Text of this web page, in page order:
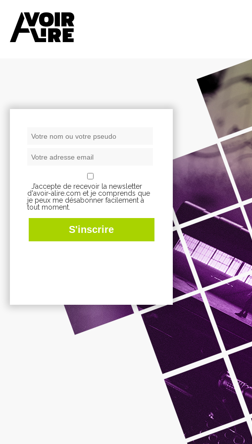
J’accepte de recevoir la newsletter
d'avoir-alire.com et je comprends que
je peux me désabonner facilement à
tout moment.